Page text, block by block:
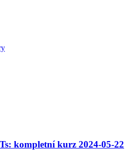
kompletní kurz 2024-05-22